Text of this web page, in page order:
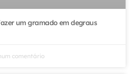
um gramado em degraus
comentário